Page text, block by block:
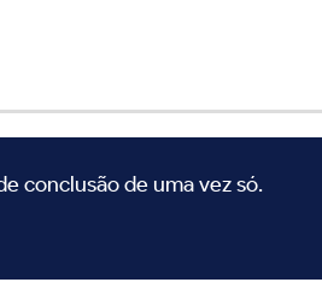
conclusão de uma vez só.